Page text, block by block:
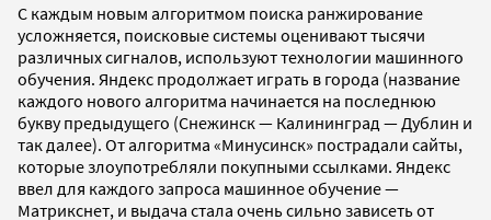
С каждым новым алгоритмом поиска ранжирование
усложняется, поисковые системы оценивают тысячи
различных сигналов, используют технологии машинного
обучения. Яндекс продолжает играть в города (название
каждого нового алгоритма начинается на последнюю
букву предыдущего (Снежинск — Калининград — Дублин и
так далее). От алгоритма «Минусинск» пострадали сайты,
которые злоупотребляли покупными ссылками. Яндекс
ввел для каждого запроса машинное обучение —
Матрикснет, и выдача стала очень сильно зависеть от